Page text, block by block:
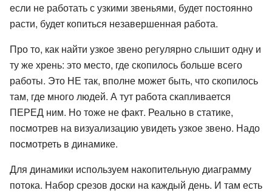
если не работать с узкими звеньями, будет постоянно
расти, будет копиться незавершенная работа.
Про то, как найти узкое звено регулярно слышит одну и
ту же хрень: это место, где скопилось больше всего
работы. Это НЕ так, вполне может быть, что скопилось
там, где много людей. А тут работа скапливается
ПЕРЕД ним. Но тоже не факт. Реально в статике,
посмотрев на визуализацию увидеть узкое звено. Надо
посмотреть в динамике.
Для динамики используем накопительную диаграмму
потока. Набор срезов доски на каждый день. И там есть